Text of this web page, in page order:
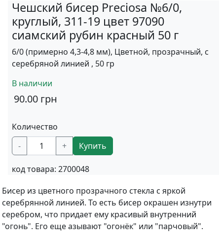
Чешский бисер Preciosa №6/0,
круглый, 311-19 цвет 97090
сиамский рубин красный 50 г
6/0 (примерно 4,3-4,8 мм), Цветной, прозрачный, с
серебряной линией , 50 гр
В наличии
90.00 грн
Количество
-
+ Купить
код товара: 2700048
Бисер из цветного прозрачного стекла с яркой
серебрянной линией. То есть бисер окрашен изнутри
серебром, что придает ему красивый внутренний
"огонь". Его еще азывают "огонёк" или "парчовый".